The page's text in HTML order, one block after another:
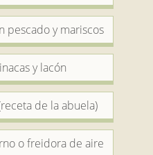
pescado y mariscos
y lacón
de la abuela)
o freidora de aire